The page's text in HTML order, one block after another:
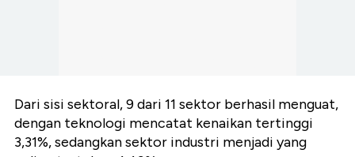
Dari sisi sektoral, 9 dari 11 sektor berhasil menguat,
dengan teknologi mencatat kenaikan tertinggi
3,31%, sedangkan sektor industri menjadi yang